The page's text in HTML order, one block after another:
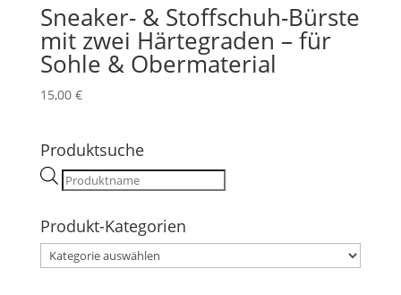
Sneaker- & Stoffschuh-Bürste
mit zwei Härtegraden – für
Sohle & Obermaterial
15,00 €
Produktsuche
Products
Produkt-Kategorien